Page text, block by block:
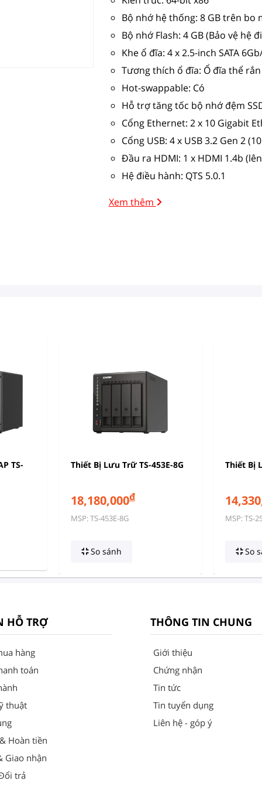
Bộ nhớ hệ thống: 8 GB trên bo
Bộ nhớ Flash: 4 GB (Bảo vệ hệ
Khe ổ đĩa: 4 x 2.5-inch SATA
Tương thích ổ đĩa: Ổ đĩa thể rắn
Hot-swappable: Có
Hỗ trợ tăng tốc bộ nhớ đệm
Cổng Ethernet: 2 x 10 Gigabit
Cổng USB: 4 x USB 3.2 Gen 2
Đầu ra HDMI: 1 x HDMI 1.4b
Hệ điều hành: QTS 5.0.1
Xem thêm
TS- Thiết Bị Lưu Trữ TS-453E-8G
18,180,000đ
MSP: TS-453E-8G
So sánh
Thiết Bị
MSP: TS-
So
HỖ TRỢ
hàng
toán
thuật
Hoàn tiền
Giao nhận
trả
THÔNG TIN CHUNG
Giới thiệu
Chứng nhận
Tin tức
Tin tuyển dụng
Liên hệ - góp ý